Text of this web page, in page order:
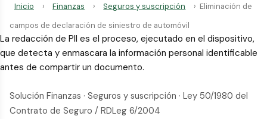
Inicio › Finanzas › Seguros y suscripción › Eliminación de
campos de declaración de siniestro de automóvil
La redacción de PII es el proceso, ejecutado en el dispositivo,
que detecta y enmascara la información personal identificable
antes de compartir un documento.
Solución Finanzas · Seguros y suscripción · Ley 50/1980 del
Contrato de Seguro / RDLeg 6/2004